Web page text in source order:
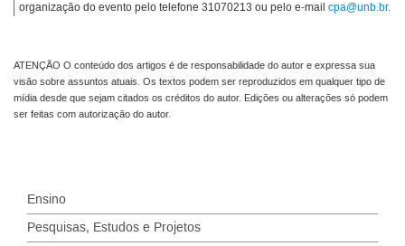
organização do evento pelo telefone 31070213 ou pelo e-mail cpa@unb.br.
ATENÇÃO O conteúdo dos artigos é de responsabilidade do autor e expressa sua
visão sobre assuntos atuais. Os textos podem ser reproduzidos em qualquer tipo de
mídia desde que sejam citados os créditos do autor. Edições ou alterações só podem
ser feitas com autorização do autor.
Ensino
Pesquisas, Estudos e Projetos